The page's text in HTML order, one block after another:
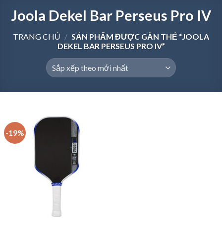
Joola Dekel Bar Perseus Pro IV
TRANG CHỦ / SẢN PHẨM ĐƯỢC GẮN THẺ “JOOLA
DEKEL BAR PERSEUS PRO IV”
-19%